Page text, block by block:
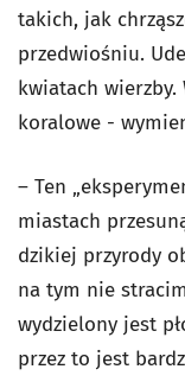
takich, jak
przedwiośniu.
kwiatach wierzby.
koralowe -
– Ten
miastach
dzikiej przyrody
na tym nie
wydzielony jest
przez to jest